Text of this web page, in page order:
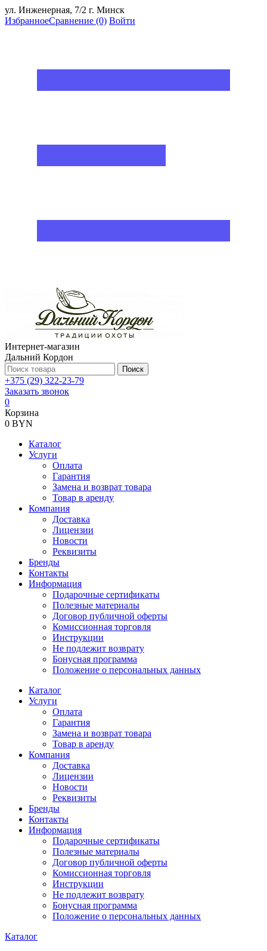
ул. Инженерная, 7/2 г. Минск
ИзбранноеСравнение (0) Войти
Интернет-магазин
Дальний Кордон
Поиск
+375 (29) 322-23-79
Заказать звонок
0
Корзина
0 BYN
Каталог
Услуги
Оплата
Гарантия
Замена и возврат товара
Товар в аренду
Компания
Доставка
Лицензии
Новости
Реквизиты
Бренды
Контакты
Информация
Подарочные сертификаты
Полезные материалы
Договор публичной оферты
Комиссионная торговля
Инструкции
Не подлежит возврату
Бонусная программа
Положение о персональных данных
Каталог
Услуги
Оплата
Гарантия
Замена и возврат товара
Товар в аренду
Компания
Доставка
Лицензии
Новости
Реквизиты
Бренды
Контакты
Информация
Подарочные сертификаты
Полезные материалы
Договор публичной оферты
Комиссионная торговля
Инструкции
Не подлежит возврату
Бонусная программа
Положение о персональных данных
Каталог